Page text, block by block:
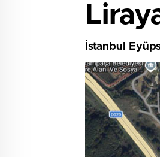
İstanbul